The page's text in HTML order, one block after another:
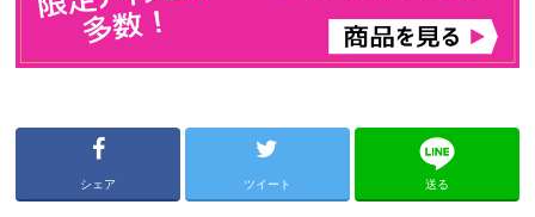
シェア ツイート 送る